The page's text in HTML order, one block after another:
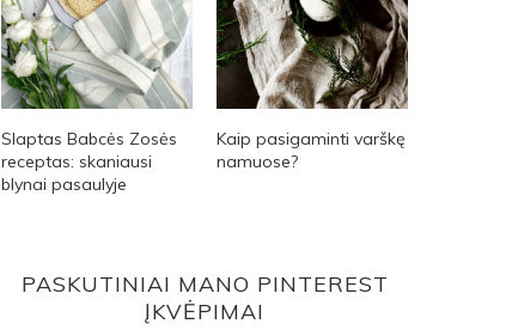
Slaptas Babcės Zosės
receptas: skaniausi
blynai pasaulyje
Kaip pasigaminti varškę
namuose?
PASKUTINIAI MANO PINTEREST
ĮKVĖPIMAI